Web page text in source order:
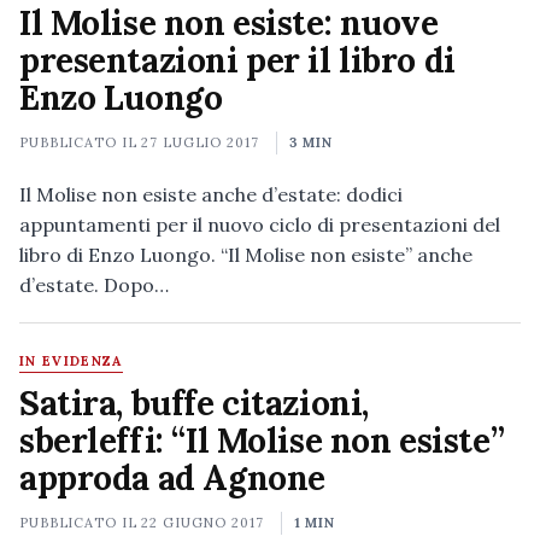
Il Molise non esiste: nuove
presentazioni per il libro di
Enzo Luongo
PUBBLICATO IL27 LUGLIO 2017 3 MIN
Il Molise non esiste anche d’estate: dodici
appuntamenti per il nuovo ciclo di presentazioni del
libro di Enzo Luongo. “Il Molise non esiste” anche
d’estate. Dopo…
IN EVIDENZA
Satira, buffe citazioni,
sberleffi: “Il Molise non esiste”
approda ad Agnone
PUBBLICATO IL22 GIUGNO 2017 1 MIN